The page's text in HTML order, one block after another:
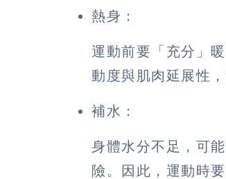
熱身：
運動前要「充分」
動度與肌肉延展性
補水：
身體水分不足，可
險。因此，運動時